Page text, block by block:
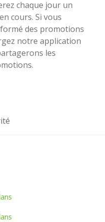
chaque jour un
cours. Si vous
des promotions
notre application
les